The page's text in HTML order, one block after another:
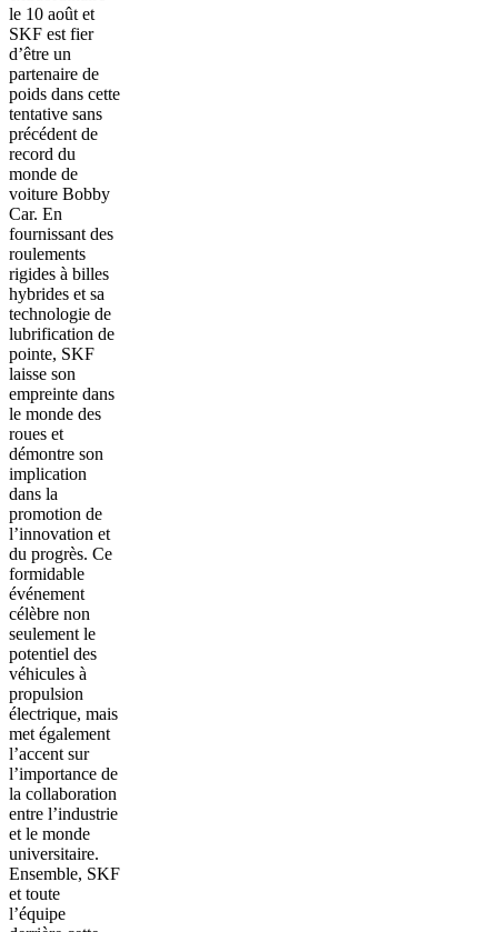
le 10 août et
SKF est fier
d’être un
partenaire de
poids dans cette
tentative sans
précédent de
record du
monde de
voiture Bobby
Car. En
fournissant des
roulements
rigides à billes
hybrides et sa
technologie de
lubrification de
pointe, SKF
laisse son
empreinte dans
le monde des
roues et
démontre son
implication
dans la
promotion de
l’innovation et
du progrès. Ce
formidable
événement
célèbre non
seulement le
potentiel des
véhicules à
propulsion
électrique, mais
met également
l’accent sur
l’importance de
la collaboration
entre l’industrie
et le monde
universitaire.
Ensemble, SKF
et toute
l’équipe